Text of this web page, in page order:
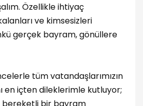
Özellikle ihtiyaç
ve kimsesizleri
gerçek bayram, gönüllere
tüm vatandaşlarımızın
en içten dileklerimle kutluyor;
bereketli bir bayram